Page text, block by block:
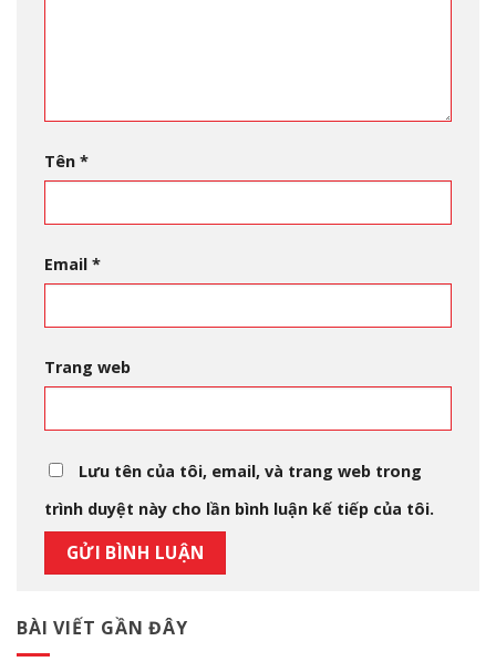
BÀI VIẾT GẦN ĐÂY
Tên *
Email *
Trang web
Lưu tên của tôi, email, và trang web trong
trình duyệt này cho lần bình luận kế tiếp của tôi.